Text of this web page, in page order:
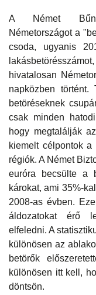
A Német
Németországot a
csoda, ugyanis
hivatalosan
napközben
betöréseknek
csak minden
hogy megtalálják
kiemelt célpontok
régiók. A Német
euróra becsülte a
károkat, ami 35%-
2008-as évben.
áldozatokat érő
elfeledni. A
különösen az
betörők
különösen itt kell,
döntsön.